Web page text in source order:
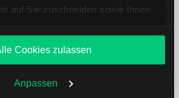
auf Sie zuschneiden sowie Ihnen
Sie entscheiden, welche Cookies
Ihre Entscheidung können
Cookie-Einstellungenändern.
in unsererDatenschutzerklärung
Cookies zulassen
Anpassen
uns in Kontakt
28 66 90
oder Kontaktformular